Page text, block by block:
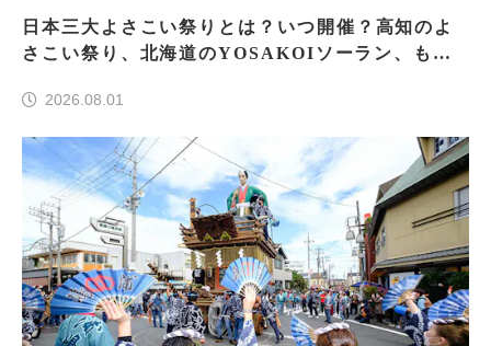
日本三大よさこい祭りとは？いつ開催？高知のよ
さこい祭り、北海道のYOSAKOIソーラン、もう
2026.08.01